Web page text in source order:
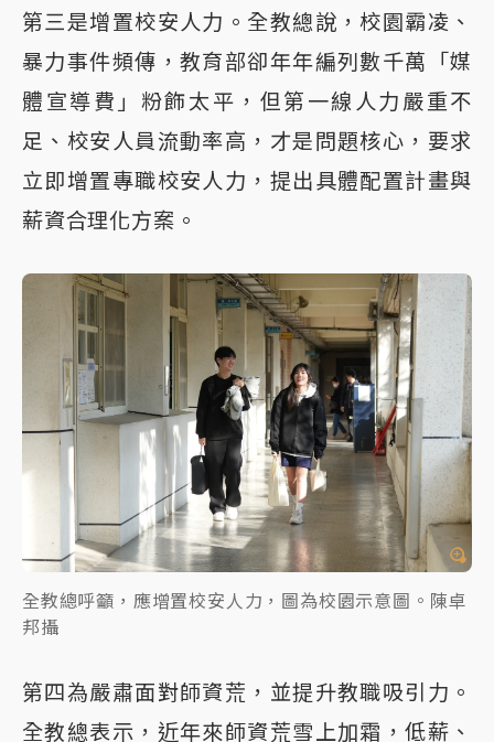
第三是增置校安人力。全教總說，校園霸凌、
暴力事件頻傳，教育部卻年年編列數千萬「媒
體宣導費」粉飾太平，但第一線人力嚴重不
足、校安人員流動率高，才是問題核心，要求
立即增置專職校安人力，提出具體配置計畫與
薪資合理化方案。
全教總呼籲，應增置校安人力，圖為校園示意圖。陳卓
邦攝
第四為嚴肅面對師資荒，並提升教職吸引力。
全教總表示，近年來師資荒雪上加霜，低薪、